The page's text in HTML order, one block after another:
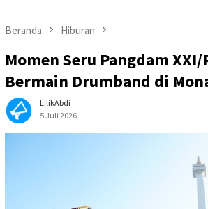
Beranda Hiburan
Momen Seru Pangdam
Bermain Drumband di
LilikAbdi
5 Juli 2026